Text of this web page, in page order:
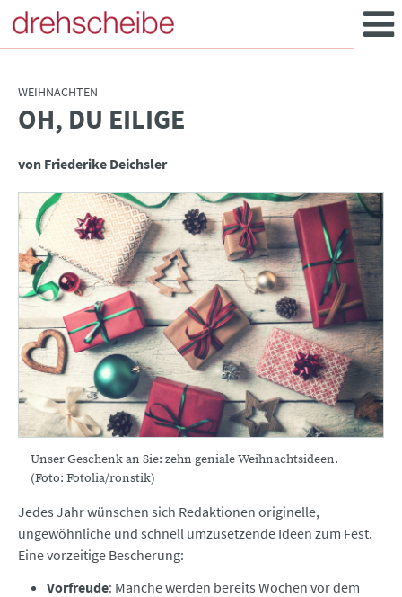
WEIHNACHTEN
:OH, DU EILIGE
von Friederike Deichsler
Unser Geschenk an Sie: zehn geniale Weihnachtsideen.
(Foto: Fotolia/ronstik)
Jedes Jahr wünschen sich Redaktionen originelle,
ungewöhnliche und schnell umzusetzende Ideen zum Fest.
Eine vorzeitige Bescherung:
Vorfreude: Manche werden bereits Wochen vor dem